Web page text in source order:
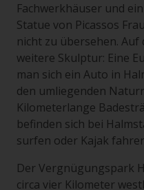
Fachwerkhäuser und
Statue von Picassos
nicht zu übersehen.
weitere Skulptur: Eine
man sich ein Auto in
den umliegenden
Kilometerlange
befinden sich bei
surfen oder Kajak
Der Vergnügungspark
circa vier Kilometer